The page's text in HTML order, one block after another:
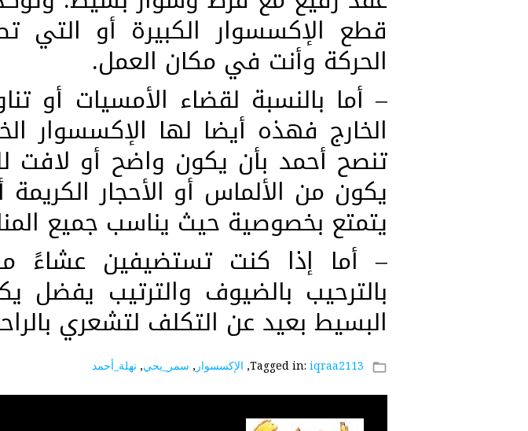
قطع الإكسسوار الكبيرة أو التي
الحركة وأنت في مكان العمل.
– أما بالنسبة لقضاء الأمسيات أو
الخارج فهذه أيضا لها الإكسسوار
تنصح أحمد بأن يكون واضح أو لافت
يكون من الألماس أو الأحجار الكريمة
يتمتع بخصوصية حيث يناسب جميع
– أما إذا كنت تستضيفين عشاءً
بالترحيب بالضيوف والترتيب يفضل
البسيط بعيد عن التكلف لتشعري
folder_open
Tagged in: iqraa2113
, الإكسسوار , سمر_يحي, نهلة_أحمد